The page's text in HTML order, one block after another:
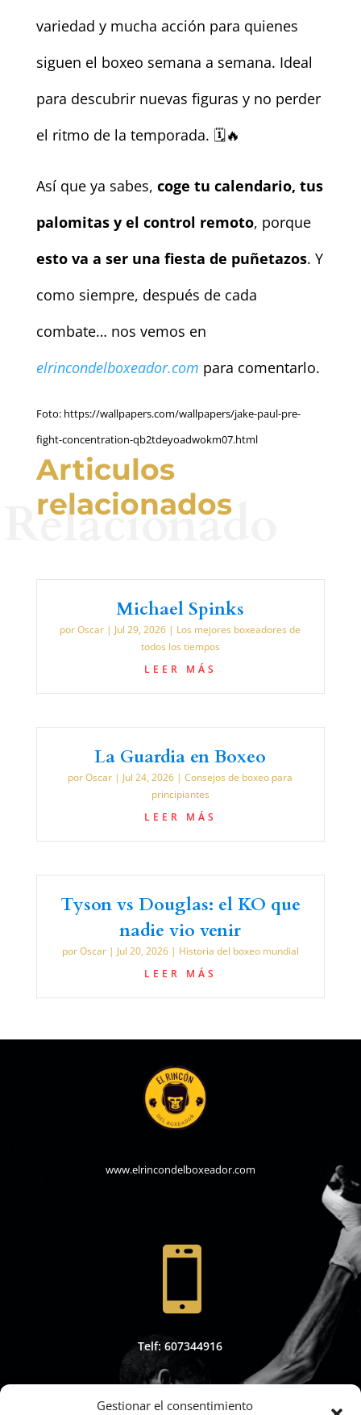
Gestionar el consentimiento
variedad y mucha acción para quienes
siguen el boxeo semana a semana. Ideal
para descubrir nuevas figuras y no perder
el ritmo de la temporada. 🗓️🔥
Así que ya sabes, coge tu calendario, tus
palomitas y el control remoto, porque
esto va a ser una fiesta de puñetazos. Y
como siempre, después de cada
combate… nos vemos en
elrincondelboxeador.com para comentarlo.
Foto: https://wallpapers.com/wallpapers/jake-paul-pre-
fight-concentration-qb2tdeyoadwokm07.html
Articulos
relacionados
Relacionado
Michael Spinks
porOscar | Jul 29, 2026 | Los mejores boxeadores de
todos los tiempos
LEER MÁS
La Guardia en Boxeo
porOscar | Jul 24, 2026 |Consejos de boxeo para
principiantes
LEER MÁS
Tyson vs Douglas: el KO que
nadie vio venir
porOscar| Jul 20, 2026| Historia del boxeo mundial
LEER MÁS
www.elrincondelboxeador.com

Telf: 607344916